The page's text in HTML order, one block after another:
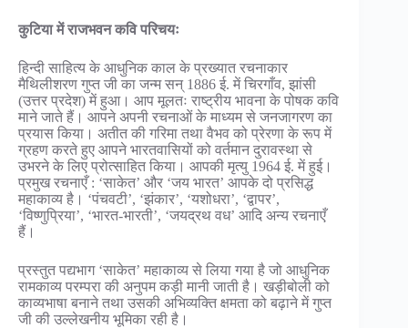
कुटिया में राजभवन कवि परिचयः
हिन्दी साहित्य के आधुनिक काल के प्रख्यात रचनाकार
मैथिलीशरण गुप्त जी का जन्म सन् 1886 ई. में चिरगाँव, झांसी
(उत्तर प्रदेश) में हुआ। आप मूलतः राष्ट्रीय भावना के पोषक कवि
माने जाते हैं। आपने अपनी रचनाओं के माध्यम से जनजागरण का
प्रयास किया। अतीत की गरिमा तथा वैभव को प्रेरणा के रूप में
ग्रहण करते हुए आपने भारतवासियों को वर्तमान दुरावस्था से
उभरने के लिए प्रोत्साहित किया। आपकी मृत्यु 1964 ई. में हुई।
प्रमुख रचनाएँ : ‘साकेत’ और ‘जय भारत’ आपके दो प्रसिद्ध
महाकाव्य है। ‘पंचवटी’, ‘झंकार’, ‘यशोधरा’, ‘द्वापर’,
‘विष्णुप्रिया’, ‘भारत-भारती’, ‘जयद्रथ वध’ आदि अन्य रचनाएँ
हैं।
प्रस्तुत पद्यभाग ‘साकेत’ महाकाव्य से लिया गया है जो आधुनिक
रामकाव्य परम्परा की अनुपम कड़ी मानी जाती है। खड़ीबोली को
काव्यभाषा बनाने तथा उसकी अभिव्यक्ति क्षमता को बढ़ाने में गुप्त
जी की उल्लेखनीय भूमिका रही है।